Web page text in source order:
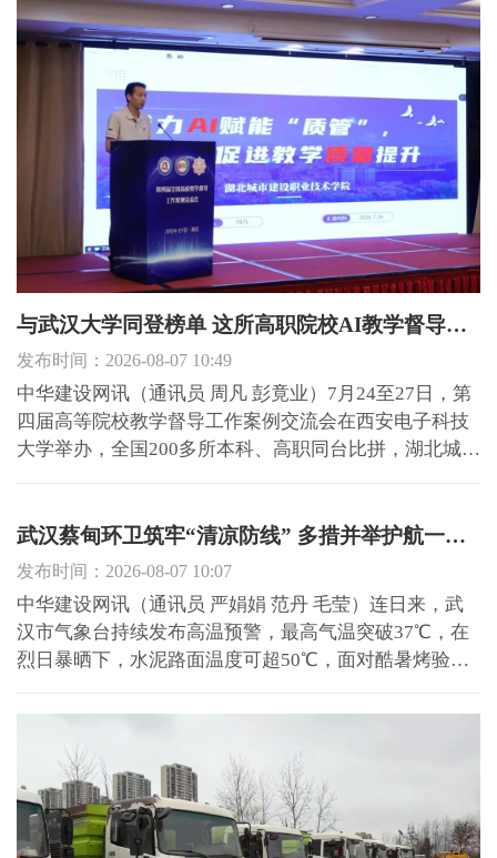
释着立德、尚能、笃学、创新的校训精神。 李敬文的故
事，始于...
与武汉大学同登榜单 这所高职院校AI教学督导案例斩获全国一等奖
发布时间：2026-08-07 10:49
中华建设网讯（通讯员 周凡 彭竟业）7月24至27日，第
四届高等院校教学督导工作案例交流会在西安电子科技
大学举办，全国200多所本科、高职同台比拼，湖北城市
赛事一等奖，创下学校参加这项国家级教学质量评选以
来首个一等...
武汉蔡甸环卫筑牢“清凉防线” 多措并举护航一线工人高温作业安全
发布时间：2026-08-07 10:07
中华建设网讯（通讯员 严娟娟 范丹 毛莹）连日来，武
汉市气象台持续发布高温预警，最高气温突破37℃，在
烈日暴晒下，水泥路面温度可超50℃，面对酷暑烤验，
业模式、后勤保障、垃圾清运三个维度同步发力，既保
城市面子，更护工人身子。 错峰+机械，给一线工人减
负降温。现...